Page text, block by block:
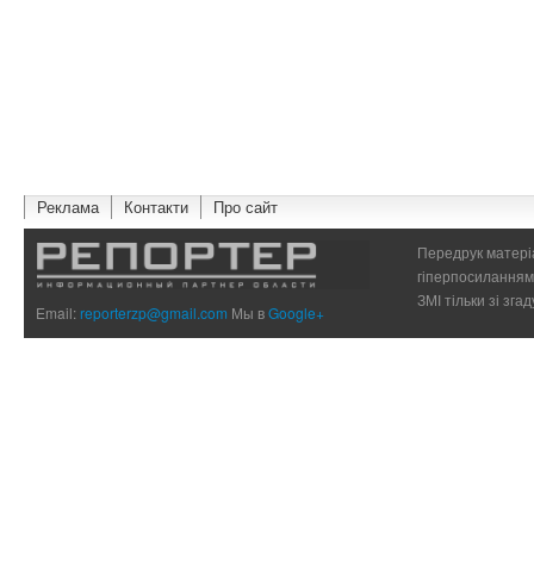
Реклама Контакти Про сайт
Email:reporterzp@gmail.com Мы вGoogle+
Передрук
ЗМІ тільки зі